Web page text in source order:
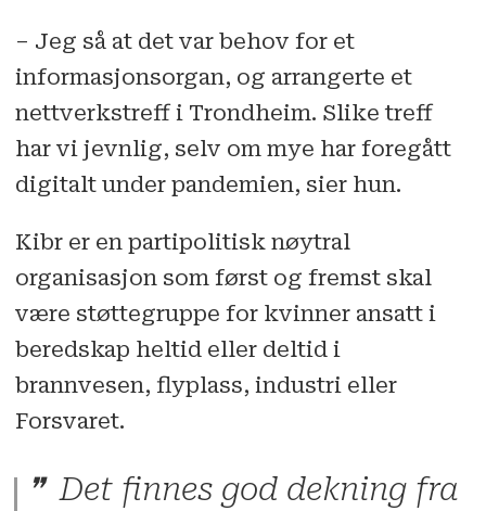
– Jeg så at det var behov for et
informasjonsorgan, og arrangerte et
nettverkstreff i Trondheim. Slike treff
har vi jevnlig, selv om mye har foregått
digitalt under pandemien, sier hun.
Kibr er en partipolitisk nøytral
organisasjon som først og fremst skal
være støttegruppe for kvinner ansatt i
beredskap heltid eller deltid i
brannvesen, flyplass, industri eller
Forsvaret.
Det finnes god dekning fra